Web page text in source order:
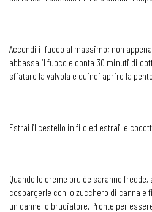
Accendi il fuoco al massimo; non
abbassa il fuoco e conta 30 minuti di
sfiatare la valvola e quindi aprire la
Estrai il cestello in filo ed estrai le
Quando le creme brulée saranno
cospargerle con lo zucchero di canna
un cannello bruciatore. Pronte per